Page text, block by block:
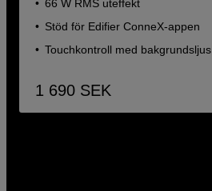
66 W RMS uteffekt
Stöd för Edifier ConneX-appen
Touchkontroll med bakgrundsljus
1 690 SEK